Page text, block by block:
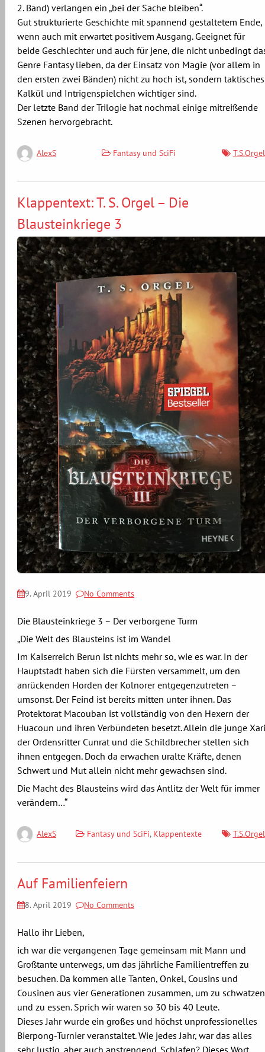
2. Band) verlangen ein „bei der Sache bleiben“.
Gut strukturierte Geschichte mit spannend gestaltetem Ende,
wenn auch mit erwartet positivem Ausgang. Geeignet für
beide Geschlechter und auch für jene, die nicht unbedingt
Genre Fantasy lieben, da der Einsatz von Magie (vor allem in
den ersten zwei Bänden) nicht zu hoch ist, sondern taktisches
Kalkül und Intrigenspielchen wichtiger sind.
Der letzte Band der Trilogie hat nochmal einige mitreißende
Szenen hervorgebracht.
AlexS Fantasy und SciFi T.S.Orgel
Klappentext: T. S. Orgel – Die
Blausteinkriege 3
9. April 2019 No Comments
Die Blausteinkriege 3 – Der verborgene Turm
„Die Welt des Blausteins ist im Wandel
Im Kaiserreich Berun ist nichts mehr so, wie es war. In der
Hauptstadt haben sich die Fürsten versammelt, um den
anrückenden Horden der Kolnorer entgegenzutreten –
umsonst. Der Feind ist bereits mitten unter ihnen. Das
Protektorat Macouban ist vollständig von den Hexern der
Huacoun und ihren Verbündeten besetzt. Allein die junge
der Ordensritter Cunrat und die Schildbrecher stellen sich
ihnen entgegen. Doch da erwachen uralte Kräfte, denen
Schwert und Mut allein nicht mehr gewachsen sind.
Die Macht des Blausteins wird das Antlitz der Welt für immer
verändern…“
AlexS Fantasy und SciFi, Klappentexte T.S.Orgel
Auf Familienfeiern
8. April 2019 No Comments
Hallo ihr Lieben,
ich war die vergangenen Tage gemeinsam mit Mann und
Großtante unterwegs, um das jährliche Familientreffen zu
besuchen. Da kommen alle Tanten, Onkel, Cousins und
Cousinen aus vier Generationen zusammen, um zu schwatzen
und zu essen. Sprich wir waren so 30 bis 40 Leute.
Dieses Jahr wurde ein großes und höchst unprofessionelles
Bierpong-Turnier veranstaltet. Wie jedes Jahr, war das alles